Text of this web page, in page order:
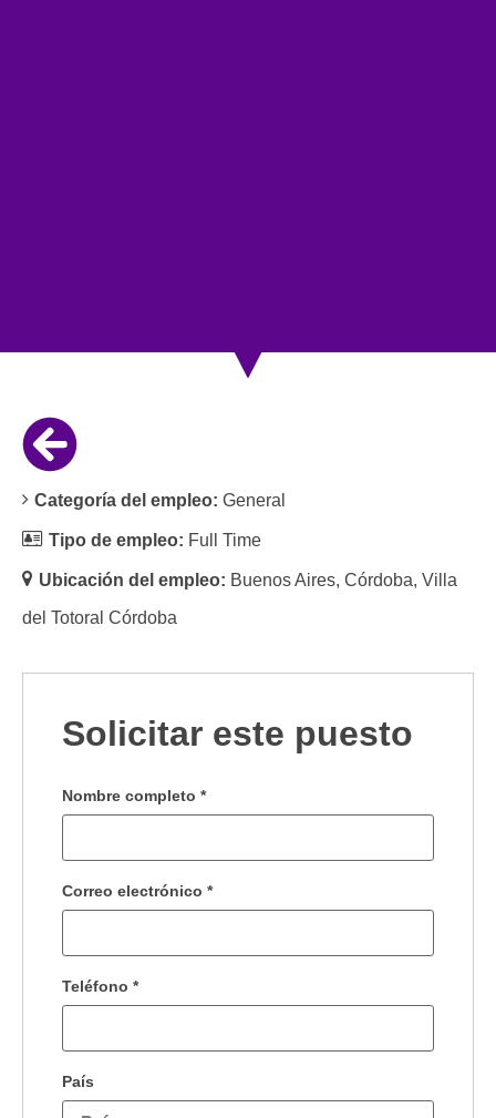
Categoría del empleo: General
Tipo de empleo: Full Time
Ubicación del empleo: Buenos Aires Córdoba Villa
del Totoral Córdoba
Solicitar este puesto
Nombre completo *
Correo electrónico *
Teléfono *
País